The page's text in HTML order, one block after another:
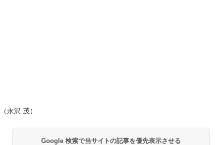
（永沢 茂）
Google 検索で当サイトの記事を優先表示させる